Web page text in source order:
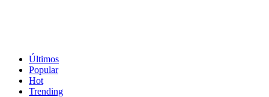
Últimos
Popular
Hot
Trending